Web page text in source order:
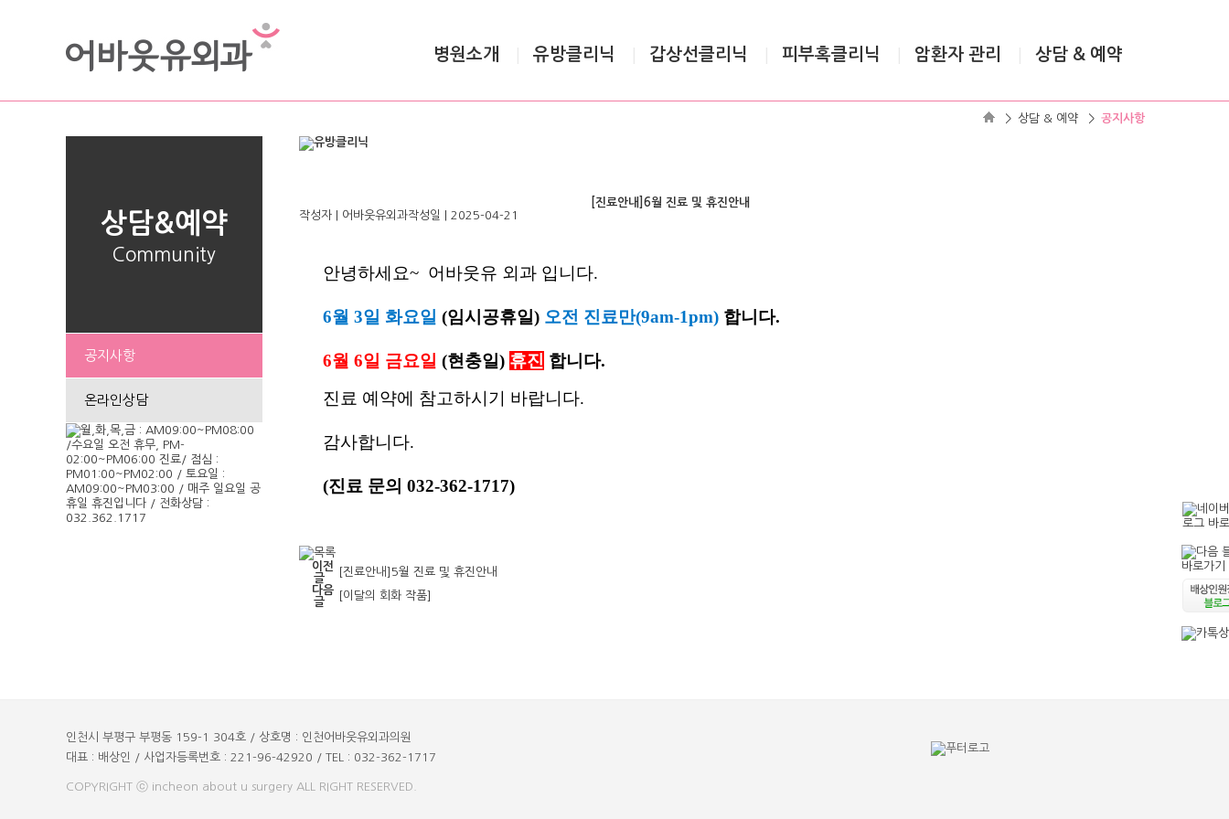
병원소개 유방클리닉 갑상선클리닉 피부혹클리닉 암환자 관리 상담 & 예약
> 상담 & 예약 > 공지사항
상담&예약
Community
공지사항
온라인상담
[진료안내]6월 진료 및 휴진안내
작성자 | 어바웃유외과작성일 | 2025-04-21
안녕하세요~ 어바웃유 외과 입니다.
6월 3일 화요일 (임시공휴일) 오전 진료만(9am-1pm) 합니다.
6월 6일 금요일 (현충일) 휴진 합니다.
진료 예약에 참고하시기 바랍니다.
감사합니다.
(진료 문의 032-362-1717)
이전
글
[진료안내]5월 진료 및 휴진안내
다음
글
[이달의 회화 작품]
인천시 부평구 부평동 159-1 304호 / 상호명 : 인천어바웃유외과의원
대표 : 배상인 / 사업자등록번호 : 221-96-42920 / TEL : 032-362-1717
COPYRIGHT ⓒ incheon about u surgery ALL RIGHT RESERVED.